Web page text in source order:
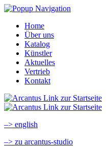
Home
Über uns
Katalog
Künstler
Aktuelles
Vertrieb
Kontakt
–> english
–> zu arcantus-studio